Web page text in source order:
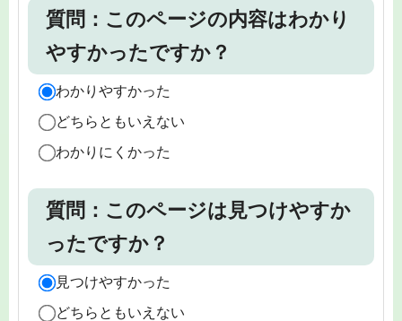
質問：このページの内容はわかり
やすかったですか？
わかりやすかった
どちらともいえない
わかりにくかった
質問：このページは見つけやすか
ったですか？
見つけやすかった
どちらともいえない